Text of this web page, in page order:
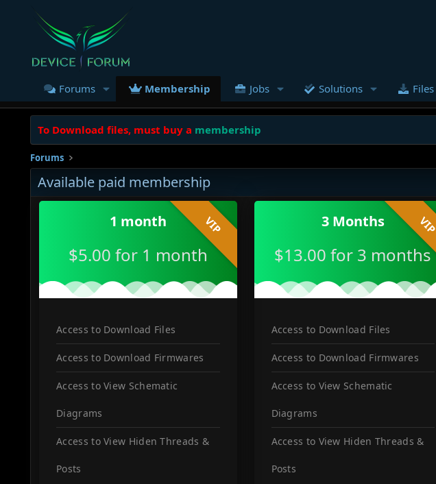
Forums Membership Jobs Solutions Files
To Download files, must buy a membership
Forums
Available paid membership
VIP
1 month
$5.00 for 1 month
Access to Download Files
Access to Download Firmwares
Access to View Schematic
Diagrams
Access to View Hiden Threads &
Posts
VIP
3 Months
$13.00 for 3 months
Access to Download Files
Access to Download Firmwares
Access to View Schematic
Diagrams
Access to View Hiden Threads &
Posts